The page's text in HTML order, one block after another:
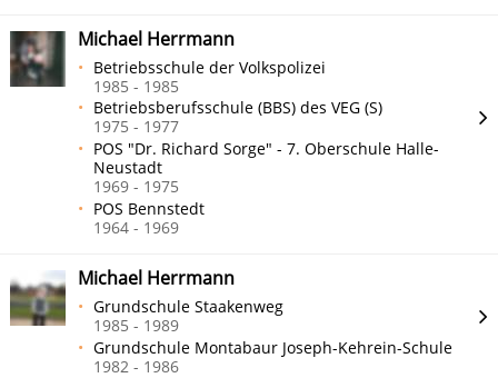
Michael Herrmann
Betriebsschule der Volkspolizei
1985 - 1985
Betriebsberufsschule (BBS) des VEG (S)
1975 - 1977
POS "Dr. Richard Sorge" - 7. Oberschule Halle-
Neustadt
1969 - 1975
POS Bennstedt
1964 - 1969
Michael Herrmann
Grundschule Staakenweg
1985 - 1989
Grundschule Montabaur Joseph-Kehrein-Schule
1982 - 1986